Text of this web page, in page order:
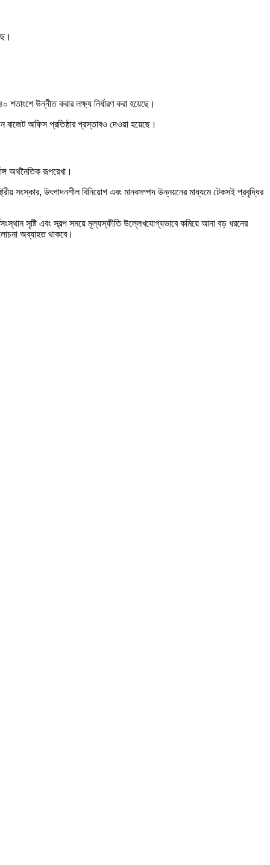
শতাংশে উন্নীত করার লক্ষ্য নির্ধারণ করা হয়েছে।
বাজেট অফিস প্রতিষ্ঠার প্রস্তাবও দেওয়া হয়েছে।
অর্থনৈতিক রূপরেখা।
সংস্কার, উৎপাদনশীল বিনিয়োগ এবং মানবসম্পদ উন্নয়নের মাধ্যমে টেকসই প্রবৃদ্ধির
সৃষ্টি এবং স্বল্প সময়ে মূল্যস্ফীতি উল্লেখযোগ্যভাবে কমিয়ে আনা বড় ধরনের
অব্যাহত থাকবে।